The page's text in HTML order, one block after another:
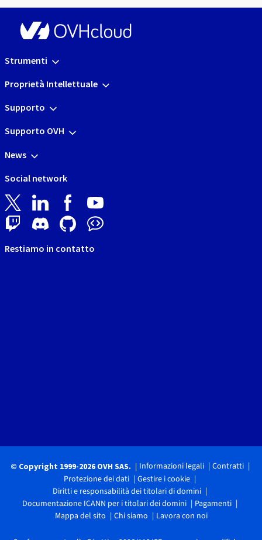
Strumenti
Proprietà Intellettuale
Supporto
Supporto OVH
News
Social network
Restiamo in contatto
© Copyright 1999-2026 OVH SAS. Informazioni legali
Contratti
Protezione dei dati
Gestire i cookie
Diritti e responsabilità dei titolari di domini
Documentazione ICANN per i titolari dei domini
Pagamenti
Mappa del sito
Chi siamo Lavora con noi